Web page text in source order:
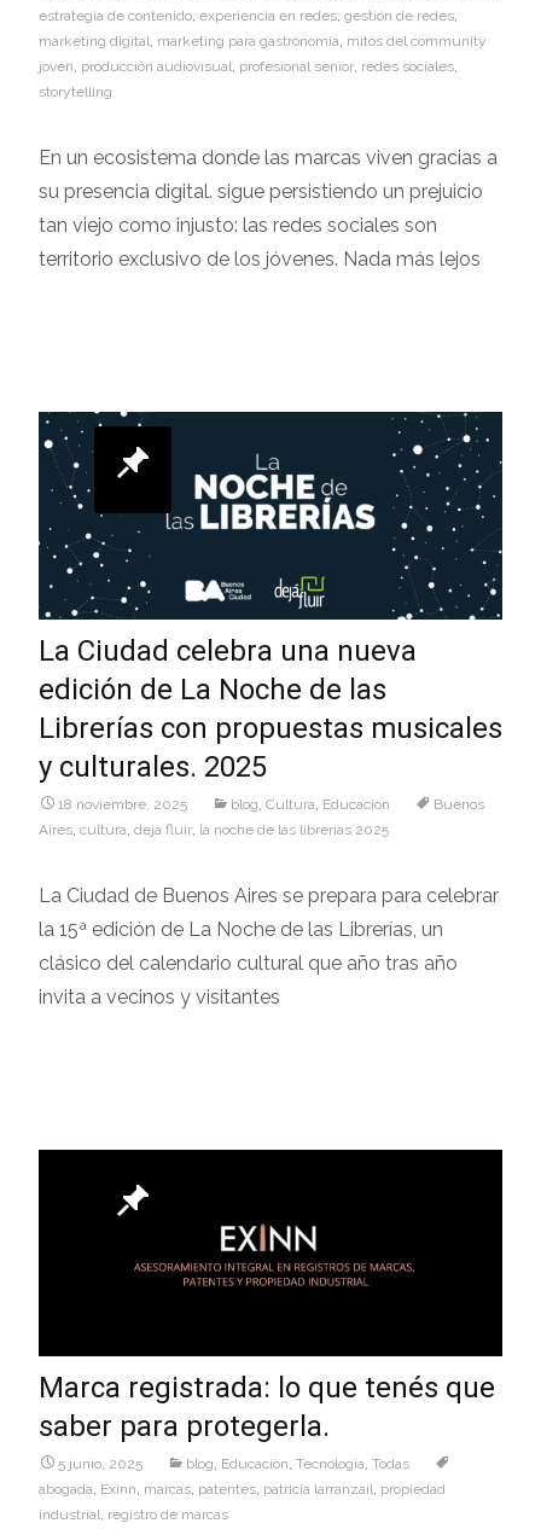
estrategia de contenido, experiencia en redes, gestión de redes,
marketing digital, marketing para gastronomía, mitos del community
joven, producción audiovisual, profesional senior, redes sociales,
storytelling
En un ecosistema donde las marcas viven gracias a
su presencia digital. sigue persistiendo un prejuicio
tan viejo como injusto: las redes sociales son
territorio exclusivo de los jóvenes. Nada más lejos
La Ciudad celebra una nueva
edición de La Noche de las
Librerías con propuestas musicales
y culturales. 2025
18 noviembre, 2025 blog Cultura Educaciòn
Buenos
Aires cultura deja fluir la noche de las librerias 2025
La Ciudad de Buenos Aires se prepara para celebrar
la 15ª edición de La Noche de las Librerías, un
clásico del calendario cultural que año tras año
invita a vecinos y visitantes
Marca registrada: lo que tenés que
saber para protegerla.
5 junio, 2025 blog, Educaciòn, Tecnologìa, Todas
abogada, Exinn, marcas, patentes, patricia larranzail, propiedad
industrial, registro de marcas